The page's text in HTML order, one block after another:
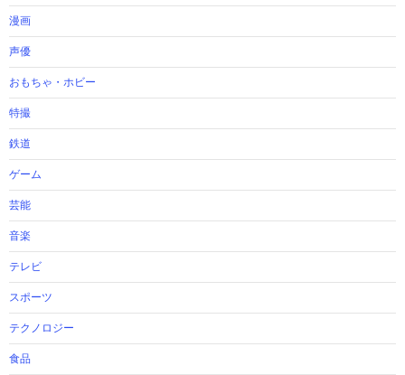
漫画
声優
おもちゃ・ホビー
特撮
鉄道
ゲーム
芸能
音楽
テレビ
スポーツ
テクノロジー
食品